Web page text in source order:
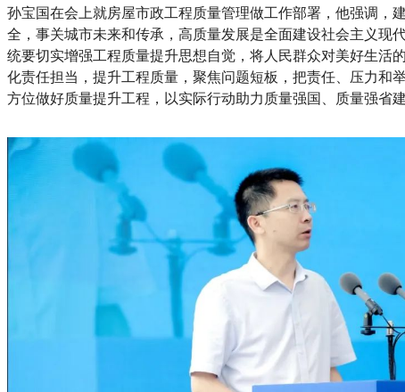
孙宝国在会上就房屋市政工程质量管理做工作部署，他强调，
全，事关城市未来和传承，高质量发展是全面建设社会主义现
统要切实增强工程质量提升思想自觉，将人民群众对美好生活
化责任担当，提升工程质量，聚焦问题短板，把责任、压力和
方位做好质量提升工程，以实际行动助力质量强国、质量强省建